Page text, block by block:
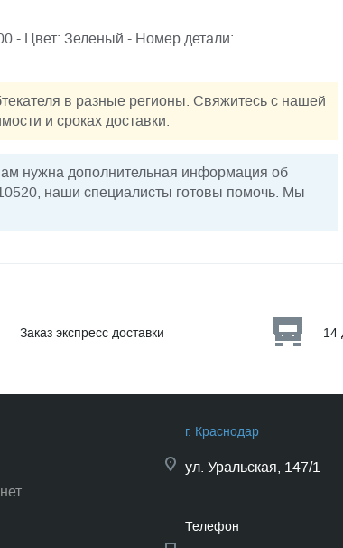
- Цвет: Зеленый - Номер детали:
в разные регионы. Свяжитесь с нашей
и сроках доставки.
нужна дополнительная информация об
наши специалисты готовы помочь. Мы
Заказ экспресс доставки 14
г. Краснодар
ул. Уральская, 147/1
Телефон